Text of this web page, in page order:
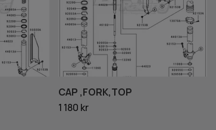
CAP ,FORK,TOP
1 180 kr